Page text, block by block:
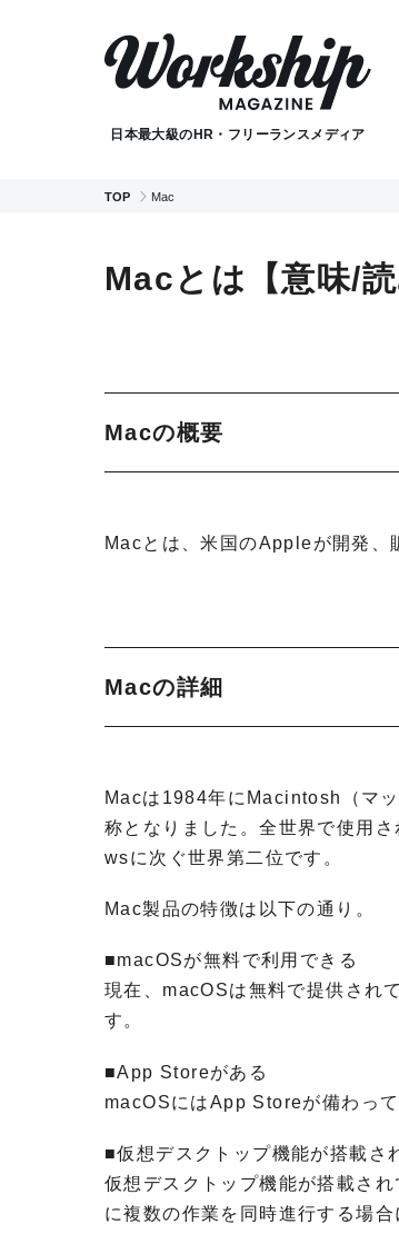
日本最大級のHR・フリーランスメディア
TOP Mac
Macとは【意味/
Macの概要
Macとは、米国のAppleが開発、
Macの詳細
Macは1984年にMacintosh（マ
称となりました。全世界で使用
wsに次ぐ世界第二位です。
Mac製品の特徴は以下の通り。
■macOSが無料で利用できる
現在、macOSは無料で提供され
す。
■App Storeがある
macOSにはApp Storeが備わっ
■仮想デスクトップ機能が搭載さ
仮想デスクトップ機能が搭載さ
に複数の作業を同時進行する場合